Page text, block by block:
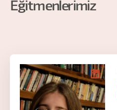
Eğitmenlerimiz